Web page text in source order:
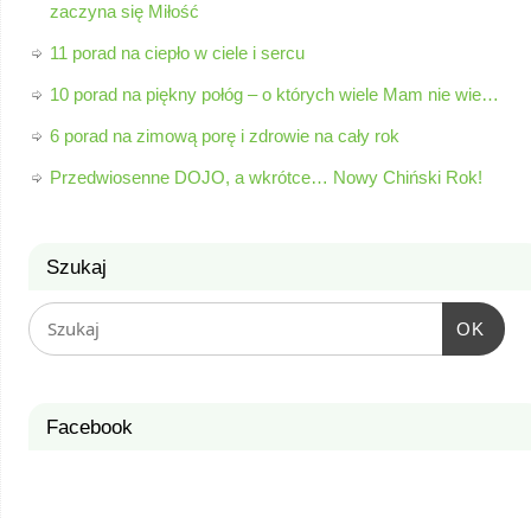
zaczyna się Miłość
11 porad na ciepło w ciele i sercu
10 porad na piękny połóg – o których wiele Mam nie wie…
6 porad na zimową porę i zdrowie na cały rok
Przedwiosenne DOJO, a wkrótce… Nowy Chiński Rok!
Szukaj
OK
Facebook